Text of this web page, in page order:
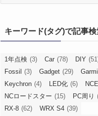
ーキーワード(タグ)で記事検
1年点検 (3) Car (78) DIY
Fossil (3) Gadget (29)
Keychron (4) LED化 (6)
NCロードスター (15) PC周り
RX-8 (62) WRX S4 (39)